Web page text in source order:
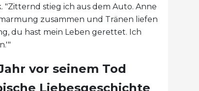
"Zitternd stieg ich aus dem Auto. Anne
zusammen und Tränen liefen
du hast mein Leben gerettet. Ich
vor seinem Tod
Liebesgeschichte